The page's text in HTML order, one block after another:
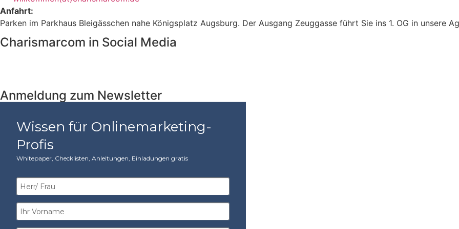
Anfahrt:
Parken im Parkhaus Bleigässchen nahe Königsplatz Augsburg. Der Ausgang Zeuggasse führt Sie ins 1. OG in unsere
Charismarcom in Social Media
Anmeldung zum Newsletter
Wissen für Onlinemarketing-
Profis
Whitepaper, Checklisten, Anleitungen, Einladungen gratis​